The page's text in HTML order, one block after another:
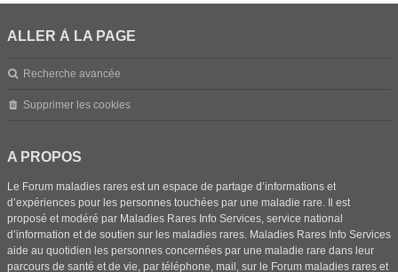
ALLER À LA PAGE
Recherche avancée
Supprimer les cookies
A PROPOS
Le Forum maladies rares est un espace de partage d’informations et
d’expériences pour les personnes touchées par une maladie rare. Il est
proposé et modéré par Maladies Rares Info Services, service national
d’information et de soutien sur les maladies rares. Maladies Rares Info Services
aide au quotidien les personnes concernées par une maladie rare dans leur
parcours de santé et de vie, par téléphone, mail, sur le Forum maladies rares et